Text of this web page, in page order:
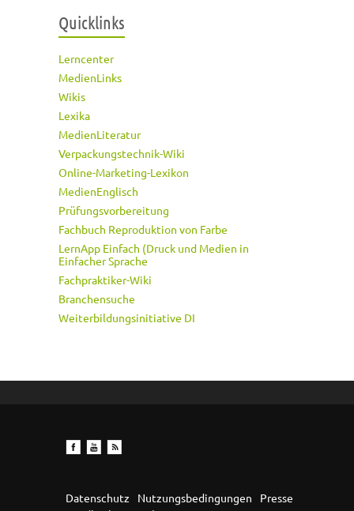
Quicklinks
Lerncenter
MedienLinks
Wikis
Lexika
MedienLiteratur
Verpackungstechnik-Wiki
Online-Marketing-Lexikon
MedienEnglisch
Prüfungsvorbereitung
Fachbuch Reproduktion von Farbe
LernApp Einfach (Druck und Medien in
Einfacher Sprache
Fachpraktiker-Wiki
Branchensuche
Weiterbildungsinitiative DI
Datenschutz Nutzungsbedingungen
Presse